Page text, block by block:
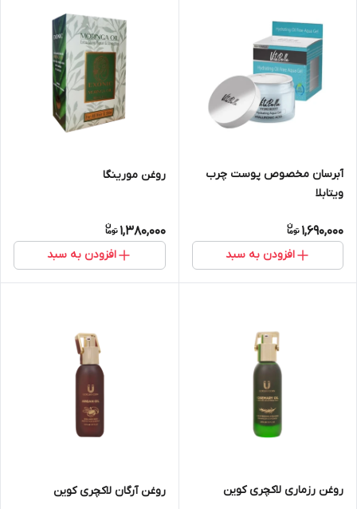
آبرسان مخصوص پوست چرب
ویتابلا
1,690,000
افزودن به سبد
روغن مورینگا
1,380,000
افزودن به سبد
روغن رزماری لاکچری کوین روغن آرگان لاکچری کوین